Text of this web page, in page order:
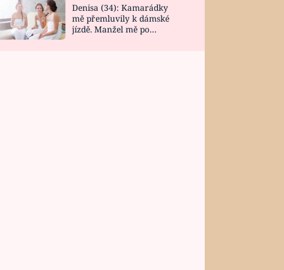
Denisa (34): Kamarádky
mě přemluvily k dámské
jízdě. Manžel mě po